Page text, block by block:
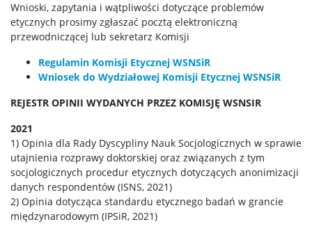
Wnioski, zapytania i wątpliwości dotyczące problemów
etycznych prosimy zgłaszać pocztą elektroniczną
przewodniczącej lub sekretarz Komisji
Regulamin Komisji Etycznej WSNSiR
Wniosek do Wydziałowej Komisji Etycznej WSNSiR
REJESTR OPINII WYDANYCH PRZEZ KOMISJĘ WSNSIR
2021
1) Opinia dla Rady Dyscypliny Nauk Socjologicznych w sprawie
utajnienia rozprawy doktorskiej oraz związanych z tym
socjologicznych procedur etycznych dotyczących anonimizacji
danych respondentów (ISNS, 2021)
2) Opinia dotycząca standardu etycznego badań w grancie
międzynarodowym (IPSiR, 2021)